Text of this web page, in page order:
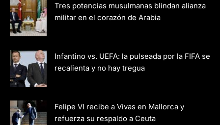
Tres potencias musulmanas blindan alianza
militar en el corazón de Arabia
Infantino vs. UEFA: la pulseada por la FIFA se
recalienta y no hay tregua
Felipe VI recibe a Vivas en Mallorca y
refuerza su respaldo a Ceuta